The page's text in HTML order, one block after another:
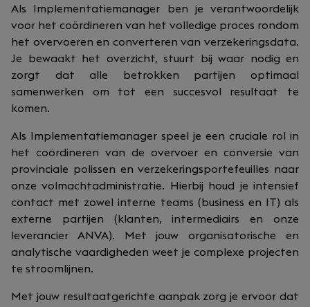
Als Implementatiemanager ben je verantwoordelijk
voor het coördineren van het volledige proces rondom
het overvoeren en converteren van verzekeringsdata.
Je bewaakt het overzicht, stuurt bij waar nodig en
zorgt dat alle betrokken partijen optimaal
samenwerken om tot een succesvol resultaat te
komen.
Als Implementatiemanager speel je een cruciale rol in
het coördineren van de overvoer en conversie van
provinciale polissen en verzekeringsportefeuilles naar
onze volmachtadministratie. Hierbij houd je intensief
contact met zowel interne teams (business en IT) als
externe partijen (klanten, intermediairs en onze
leverancier ANVA). Met jouw organisatorische en
analytische vaardigheden weet je complexe projecten
te stroomlijnen.
Met jouw resultaatgerichte aanpak zorg je ervoor dat